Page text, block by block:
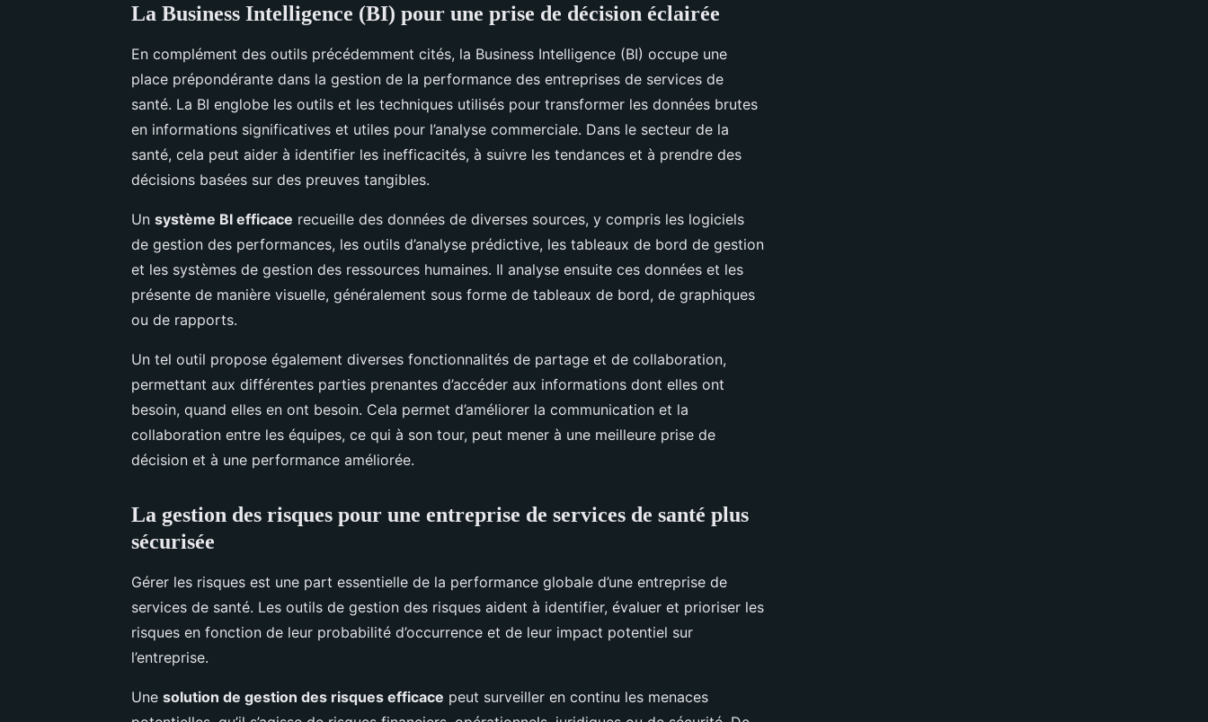
La Business Intelligence (BI) pour une prise de décision éclairée
En complément des outils précédemment cités, la Business Intelligence (BI) occupe une
place prépondérante dans la gestion de la performance des entreprises de services de
santé. La BI englobe les outils et les techniques utilisés pour transformer les données brutes
en informations significatives et utiles pour l’analyse commerciale. Dans le secteur de la
santé, cela peut aider à identifier les inefficacités, à suivre les tendances et à prendre des
décisions basées sur des preuves tangibles.
Un système BI efficace recueille des données de diverses sources, y compris les logiciels
de gestion des performances, les outils d’analyse prédictive, les tableaux de bord de gestion
et les systèmes de gestion des ressources humaines. Il analyse ensuite ces données et les
présente de manière visuelle, généralement sous forme de tableaux de bord, de graphiques
ou de rapports.
Un tel outil propose également diverses fonctionnalités de partage et de collaboration,
permettant aux différentes parties prenantes d’accéder aux informations dont elles ont
besoin, quand elles en ont besoin. Cela permet d’améliorer la communication et la
collaboration entre les équipes, ce qui à son tour, peut mener à une meilleure prise de
décision et à une performance améliorée.
La gestion des risques pour une entreprise de services de santé plus
sécurisée
Gérer les risques est une part essentielle de la performance globale d’une entreprise de
services de santé. Les outils de gestion des risques aident à identifier, évaluer et prioriser les
risques en fonction de leur probabilité d’occurrence et de leur impact potentiel sur
l’entreprise.
Une solution de gestion des risques efficace peut surveiller en continu les menaces